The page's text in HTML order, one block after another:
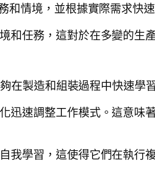
和情境，並根據實際需求快
和任務，這對於在多變的生
在製造和組裝過程中快速學
迅速調整工作模式。這意味
我學習，這使得它們在執行